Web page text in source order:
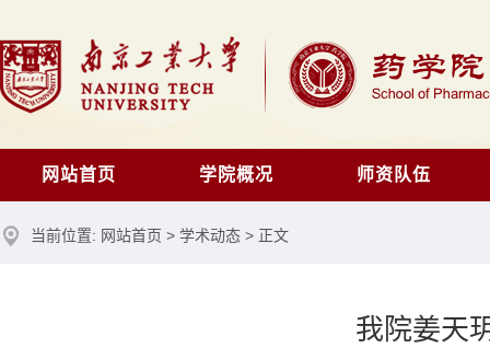
网站首页 学院概况 师资队伍
当前位置: 网站首页 > 学术动态 > 正文
我院姜天